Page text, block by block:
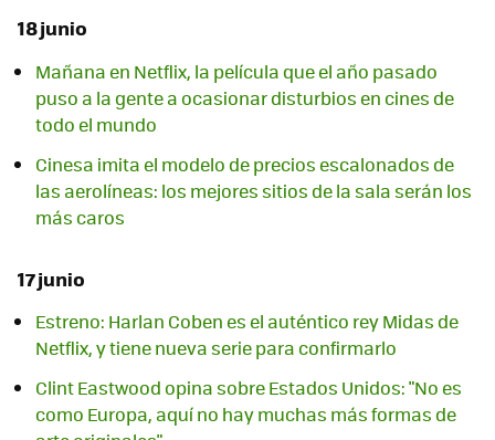
18 junio
Mañana en Netflix, la película que el año pasado
puso a la gente a ocasionar disturbios en cines de
todo el mundo
Cinesa imita el modelo de precios escalonados de
las aerolíneas: los mejores sitios de la sala serán los
más caros
17 junio
Estreno: Harlan Coben es el auténtico rey Midas de
Netflix, y tiene nueva serie para confirmarlo
Clint Eastwood opina sobre Estados Unidos: "No es
como Europa, aquí no hay muchas más formas de